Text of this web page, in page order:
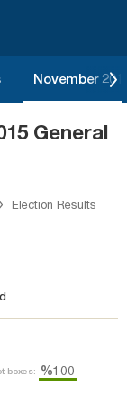
November
General
Election Results
boxes: %100